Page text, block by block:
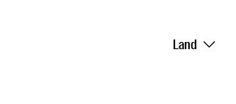
Land